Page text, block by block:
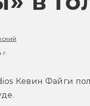
Кевин Файги